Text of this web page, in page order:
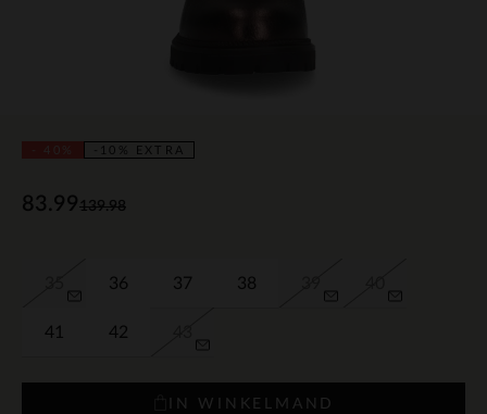
-10% EXTRA
139.98
83.99
36 37 38
41 42
IN WINKELMAND